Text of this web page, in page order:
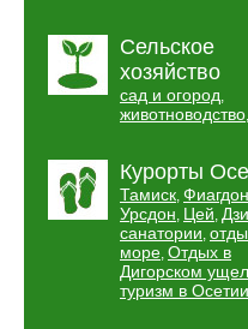
Сельское
хозяйство
сад и огород,
животноводство,
Курорты
Тамиск, Фиагдон
Урсдон, Цей,
санатории,
море, Отдых в
Дигорском
туризм в Осетии